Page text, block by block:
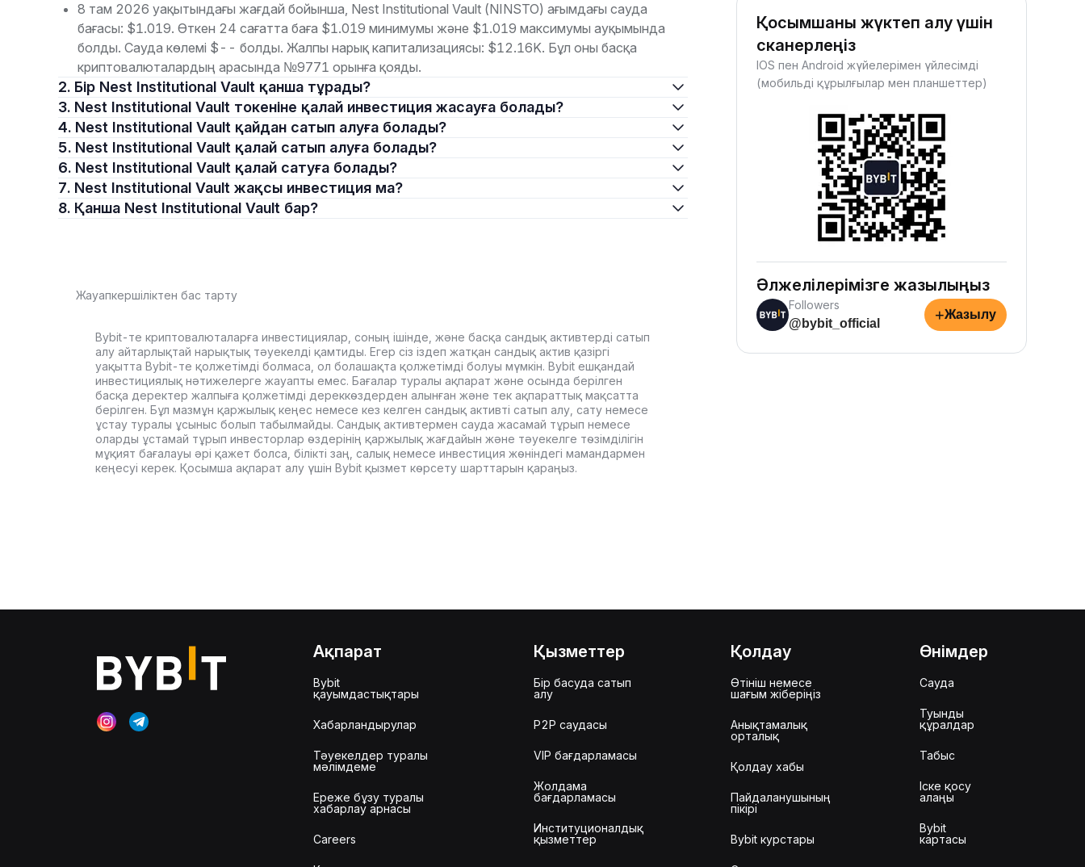
8 там 2026 уақытындағы жағдай бойынша, Nest Institutional Vault (NINSTO) ағымдағы сауда
бағасы: $1.019. Өткен 24 сағатта баға $1.019 минимумы және $1.019 максимумы ауқымында
болды. Сауда көлемі $-- болды. Жалпы нарық капитализациясы: $12.16K. Бұл оны басқа
криптовалюталардың арасында №9771 орынға қояды.
2. Бір Nest Institutional Vault қанша тұрады?
3. Nest Institutional Vault токеніне қалай инвестиция жасауға болады?
4. Nest Institutional Vault қайдан сатып алуға болады?
5. Nest Institutional Vault қалай сатып алуға болады?
6. Nest Institutional Vault қалай сатуға болады?
7. Nest Institutional Vault жақсы инвестиция ма?
8. Қанша Nest Institutional Vault бар?
Жауапкершіліктен бас тарту
Bybit-те криптовалюталарға инвестициялар, соның ішінде, және басқа сандық активтерді сатып
алу айтарлықтай нарықтық тәуекелді қамтиды. Егер сіз іздеп жатқан сандық актив қазіргі
уақытта Bybit-те қолжетімді болмаса, ол болашақта қолжетімді болуы мүмкін. Bybit ешқандай
инвестициялық нәтижелерге жауапты емес. Бағалар туралы ақпарат және осында берілген
басқа деректер жалпыға қолжетімді дереккөздерден алынған және тек ақпараттық мақсатта
берілген. Бұл мазмұн қаржылық кеңес немесе кез келген сандық активті сатып алу, сату немесе
ұстау туралы ұсыныс болып табылмайды. Сандық активтермен сауда жасамай тұрып немесе
оларды ұстамай тұрып инвесторлар өздерінің қаржылық жағдайын және тәуекелге төзімділігін
мұқият бағалауы әрі қажет болса, білікті заң, салық немесе инвестиция жөніндегі мамандармен
кеңесуі керек. Қосымша ақпарат алу үшін Bybit қызмет көрсету шарттарын қараңыз.
Қосымшаны жүктеп алу үшін
сканерлеңіз
IOS пен Android жүйелерімен үйлесімді
(мобильді құрылғылар мен планшеттер)
Әлжелілерімізге жазылыңыз
Followers
@bybit_official
+Жазылу
Ақпарат
Bybit
қауымдастықтары
Хабарландырулар
Тәуекелдер туралы
мәлімдеме
Ереже бұзу туралы
хабарлау арнасы
Careers
Қызметтер
Бір басуда сатып
алу
P2P саудасы
VIP бағдарламасы
Жолдама
бағдарламасы
Институционалдық
қызметтер
Қолдау
Өтініш немесе
шағым жіберіңіз
Анықтамалық
орталық
Қолдау хабы
Пайдаланушының
пікірі
Bybit курстары
Өнімдер
Сауда
Туынды
құралдар
Табыс
Іске қосу
алаңы
Bybit
картасы